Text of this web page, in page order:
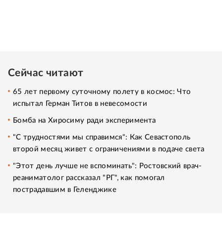
Сейчас читают
65 лет первому суточному полету в космос: Что
испытал Герман Титов в невесомости
Бомба на Хиросиму ради эксперимента
"С трудностями мы справимся": Как Севастополь
второй месяц живет с ограничениями в подаче света
"Этот день лучше не вспоминать": Ростовский врач-
реаниматолог рассказал "РГ", как помогал
пострадавшим в Геленджике